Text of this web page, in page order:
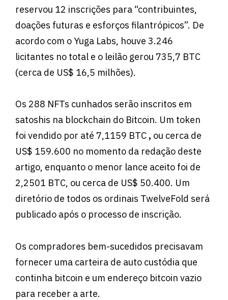
reservou 12 inscrições para “contribuintes,
doações futuras e esforços filantrópicos”. De
acordo com o Yuga Labs, houve 3.246
licitantes no total e o leilão gerou 735,7 BTC
(cerca de US$ 16,5 milhões).
Os 288 NFTs cunhados serão inscritos em
satoshis na blockchain do Bitcoin. Um token
foi vendido por até 7,1159 BTC , ou cerca de
US$ 159.600 no momento da redação deste
artigo, enquanto o menor lance aceito foi de
2,2501 BTC, ou cerca de US$ 50.400. Um
diretório de todos os ordinais TwelveFold será
publicado após o processo de inscrição.
Os compradores bem-sucedidos precisavam
fornecer uma carteira de auto custódia que
continha bitcoin e um endereço bitcoin vazio
para receber a arte.